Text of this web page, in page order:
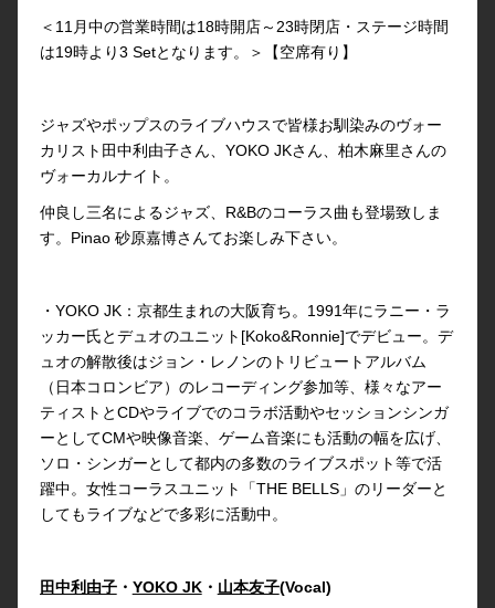
＜11月中の営業時間は18時開店～23時閉店・ステージ時間
は19時より3 Setとなります。＞【空席有り】
ジャズやポップスのライブハウスで皆様お馴染みのヴォー
カリスト田中利由子さん、YOKO JKさん、柏木麻里さんの
ヴォーカルナイト。
仲良し三名によるジャズ、R&Bのコーラス曲も登場致しま
す。Pinao 砂原嘉博さんてお楽しみ下さい。
・YOKO JK：京都生まれの大阪育ち。1991年にラニー・ラ
ッカー氏とデュオのユニット[Koko&Ronnie]でデビュー。デ
ュオの解散後はジョン・レノンのトリビュートアルバム
（日本コロンビア）のレコーディング参加等、様々なアー
ティストとCDやライブでのコラボ活動やセッションシンガ
ーとしてCMや映像音楽、ゲーム音楽にも活動の幅を広げ、
ソロ・シンガーとして都内の多数のライブスポット等で活
躍中。女性コーラスユニット「THE BELLS」のリーダーと
してもライブなどで多彩に活動中。
田中利由子・ YOKO JK・ 山本友子(Vocal)